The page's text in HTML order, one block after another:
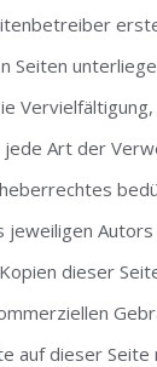
Seiten
Art der
jeweiligen
dieser
auf dieser